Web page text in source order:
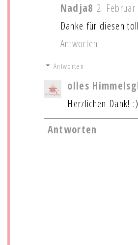
Nadja8 2.
Danke für diesen
Antworten
Antworten
olles
Herzlichen Dank! :)
Antworten